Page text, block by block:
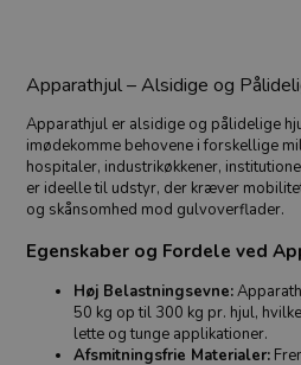
Apparathjul – Alsidige og
Apparathjul er alsidige og pålidelige
imødekomme behovene i forskellige
hospitaler, industrikøkkener,
er ideelle til udstyr, der kræver
og skånsomhed mod gulvoverflader.
Egenskaber og Fordele ved
Høj Belastningsevne:
50 kg op til 300 kg pr. hjul,
lette og tunge applikationer.
Afsmitningsfrie Materialer: